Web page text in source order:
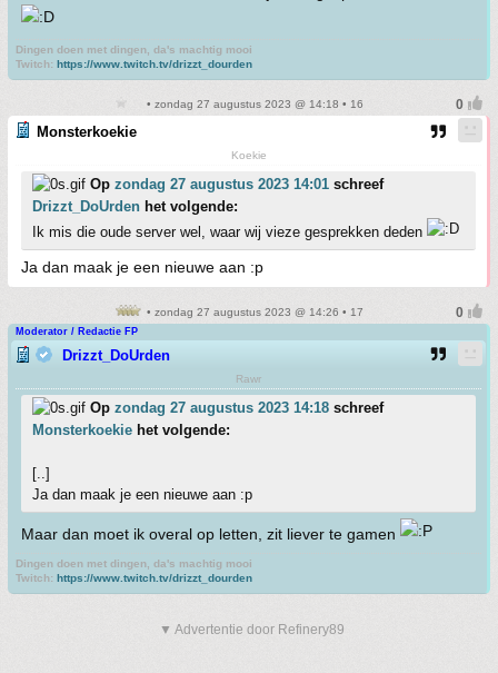
Dingen doen met dingen, da's machtig mooi
Twitch: https://www.twitch.tv/drizzt_dourden
• zondag 27 augustus 2023 @ 14:18 • 16
Monsterkoekie
Koekie
Op zondag 27 augustus 2023 14:01 schreef
Drizzt_DoUrden het volgende:
Ik mis die oude server wel, waar wij vieze gesprekken deden
Ja dan maak je een nieuwe aan :p
• zondag 27 augustus 2023 @ 14:26 • 17
Moderator / Redactie FP
Drizzt_DoUrden
Rawr
Op zondag 27 augustus 2023 14:18 schreef
Monsterkoekie het volgende:
[..]
Ja dan maak je een nieuwe aan :p
Maar dan moet ik overal op letten, zit liever te gamen
Dingen doen met dingen, da's machtig mooi
Twitch: https://www.twitch.tv/drizzt_dourden
▼ Advertentie door Refinery89